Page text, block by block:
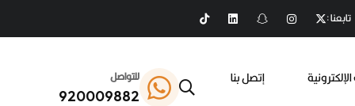
تابعنا :
إتصل بنا
للتواصل
920009882